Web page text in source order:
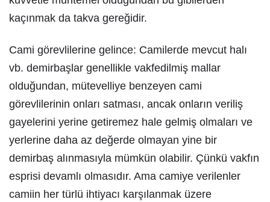
kaçınmak da takva gereğidir.
Cami görevlilerine gelince: Camilerde mevcut halı
vb. demirbaşlar genellikle vakfedilmiş mallar
olduğundan, mütevelliye benzeyen cami
görevlilerinin onları satması, ancak onların veriliş
gayelerini yerine getiremez hale gelmiş olmaları ve
yerlerine daha az değerde olmayan yine bir
demirbaş alınmasıyla mümkün olabilir. Çünkü vakfın
esprisi devamlı olmasıdır. Ama camiye verilenler
camiin her türlü ihtiyacı karşılanmak üzere